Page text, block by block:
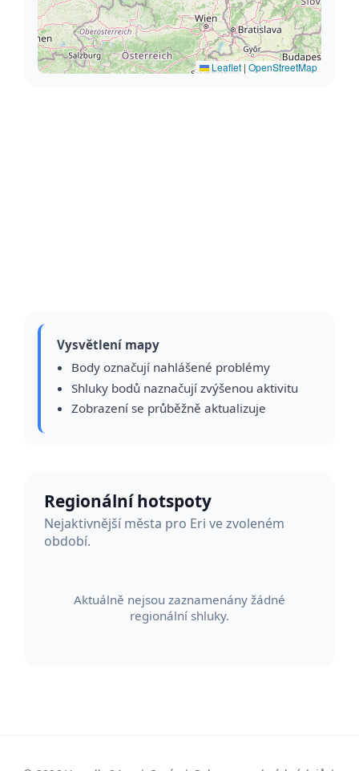
Leaflet | OpenStreetMap
Vysvětlení mapy
Body označují nahlášené problémy
Shluky bodů naznačují zvýšenou aktivitu
Zobrazení se průběžně aktualizuje
Regionální hotspoty
Nejaktivnější města pro Eri ve zvoleném
období.
Aktuálně nejsou zaznamenány žádné
regionální shluky.